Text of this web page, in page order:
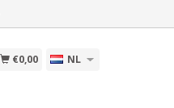
€0,00 NL